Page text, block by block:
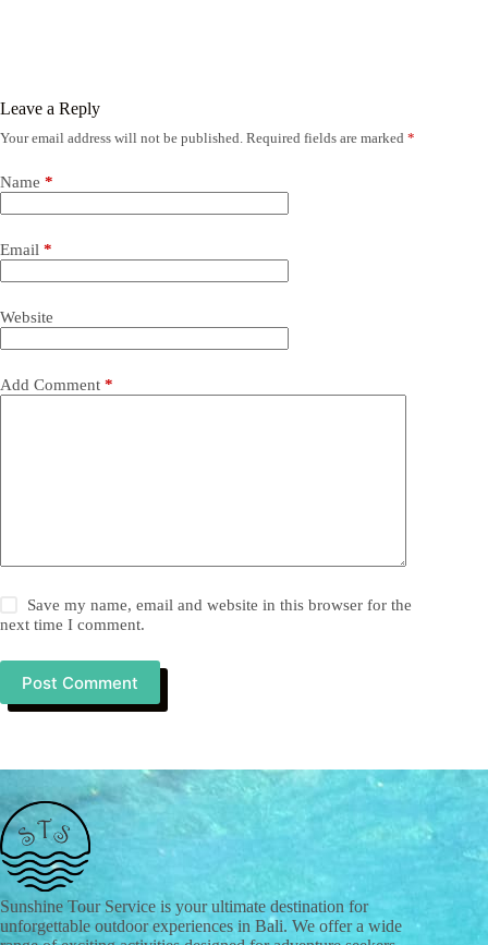
Leave a Reply
Your email address will not be published. Required fields are marked *
Name *
Email *
Website
Add Comment *
Save my name, email and website in this browser for the
next time I comment.
Post Comment
Sunshine Tour Service is your ultimate destination for
unforgettable outdoor experiences in Bali. We offer a wide